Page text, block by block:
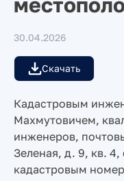
30.04.2026
Скачать
Кадастровым
Махмутовичем,
инженеров,
Зеленая, д. 9, кв.
кадастровым